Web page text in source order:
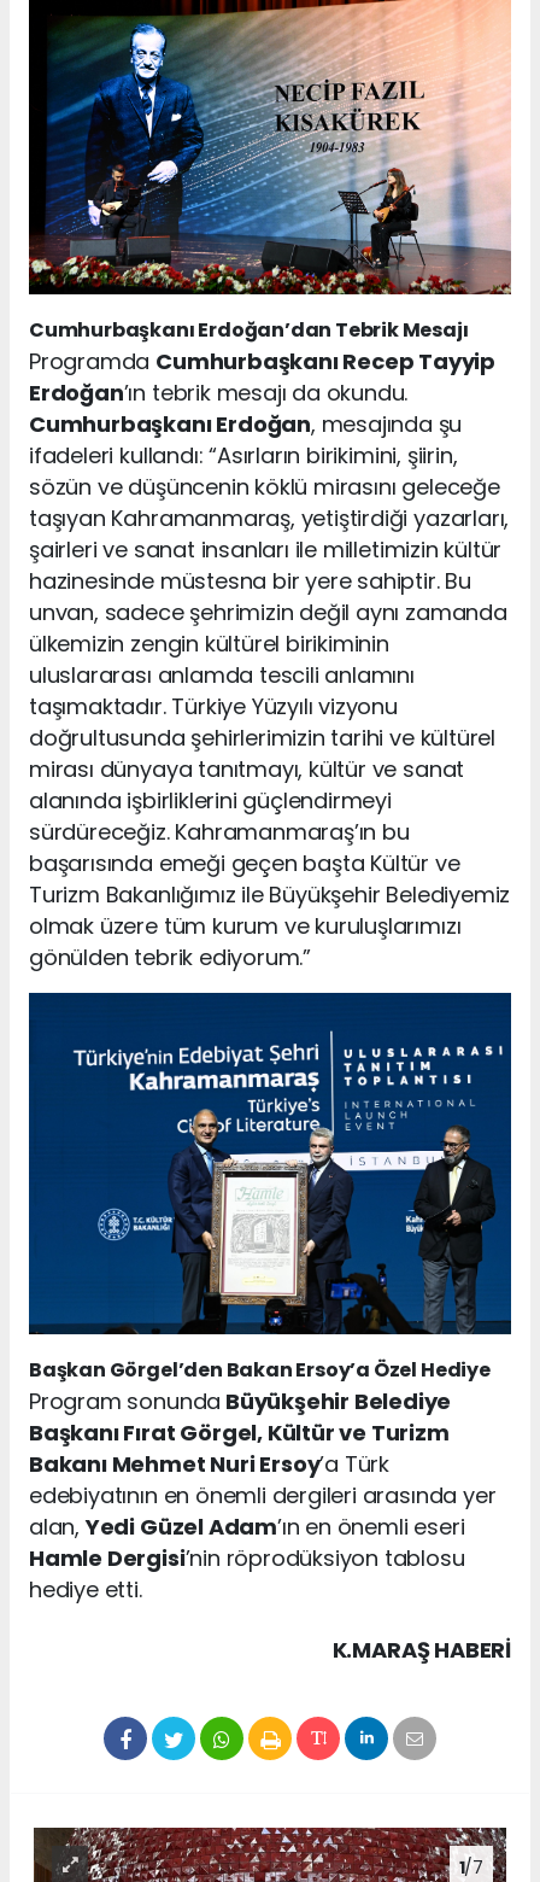
Cumhurbaşkanı Erdoğan’dan Tebrik Mesajı
Programda Cumhurbaşkanı Recep Tayyip
Erdoğan’ın tebrik mesajı da okundu.
Cumhurbaşkanı Erdoğan, mesajında şu
ifadeleri kullandı: “Asırların birikimini, şiirin,
sözün ve düşüncenin köklü mirasını geleceğe
taşıyan Kahramanmaraş, yetiştirdiği yazarları,
şairleri ve sanat insanları ile milletimizin kültür
hazinesinde müstesna bir yere sahiptir. Bu
unvan, sadece şehrimizin değil aynı zamanda
ülkemizin zengin kültürel birikiminin
uluslararası anlamda tescili anlamını
taşımaktadır. Türkiye Yüzyılı vizyonu
doğrultusunda şehirlerimizin tarihi ve kültürel
mirası dünyaya tanıtmayı, kültür ve sanat
alanında işbirliklerini güçlendirmeyi
sürdüreceğiz. Kahramanmaraş’ın bu
başarısında emeği geçen başta Kültür ve
Turizm Bakanlığımız ile Büyükşehir Belediyemiz
olmak üzere tüm kurum ve kuruluşlarımızı
gönülden tebrik ediyorum.”
Başkan Görgel’den Bakan Ersoy’a Özel Hediye
Program sonunda Büyükşehir Belediye
Başkanı Fırat Görgel, Kültür ve Turizm
Bakanı Mehmet Nuri Ersoy’a Türk
edebiyatının en önemli dergileri arasında yer
alan,Yedi Güzel Adam’ın en önemli eseri
Hamle Dergisi’nin röprodüksiyon tablosu
hediye etti.
K.MARAŞ HABERİ
1/7